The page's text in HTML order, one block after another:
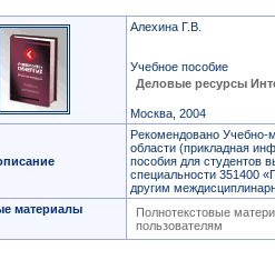
Алехина Г.В.
Учебное пособие
Деловые ресурсы
Москва, 2004
Рекомендовано Учебно-
области (прикладная
пособия для студентов
специальности 351400
другим
материалы
Полнотекстовые
пользователям